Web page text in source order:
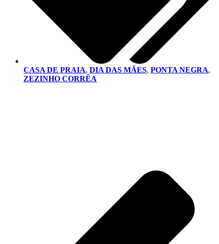
CASA DE PRAIA, DIA DAS MÃES, PONTA NEGRA,
ZEZINHO CORRÊA